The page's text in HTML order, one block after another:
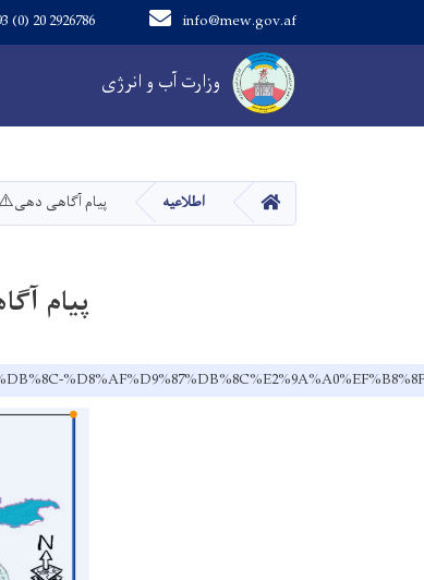
وزارت آب و انرژی
info@mew.gov.af
(0) 20 2926786
Main navigation
خانه اطلاعیه پیام آگاهی
پیام